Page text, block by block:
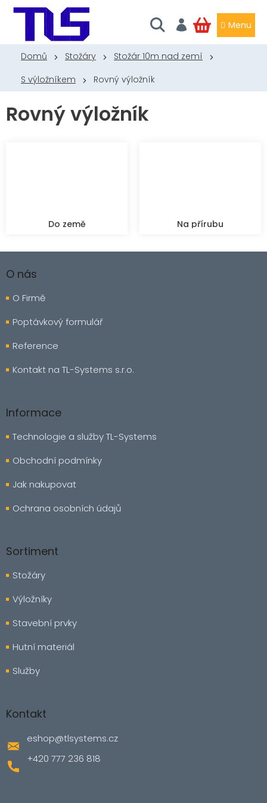
Přejít
NÁKUPNÍ
KOŠÍK
Domů Stožáry
Stožár 10m nad zemí
S výložníkem
Rovný výložník
Rovný výložník
Do země Na přírubu
á
a
O nás
O Firmě
Poptávkový formulář
Reference
Kontakt na TL-Systems s.r.o.
Informace
Technologie a služby TL-Systems
Obchodní podmínky
Jak nakupovat
Ochrana osobních údajů
Sortiment
Stožáry
Výložníky
Stavební prvky
Hutní materiál
Služby
Kontakt
eshop@tlsystems.cz
+420 777 236 818